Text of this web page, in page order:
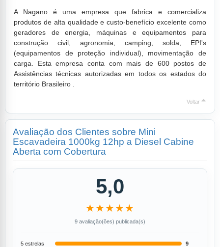
A Nagano é uma empresa que fabrica e comercializa
produtos de alta qualidade e custo-benefício excelente como
geradores de energia, máquinas e equipamentos para
construção civil, agronomia, camping, solda, EPI's
(equipamentos de proteção individual), movimentação de
carga. Esta empresa conta com mais de 600 postos de
Assistências técnicas autorizadas em todos os estados do
território Brasileiro .
Voltar
Avaliação dos Clientes sobre Mini
Escavadeira 1000kg 12hp a Diesel Cabine
Aberta com Cobertura
5,0
★★★★★
9 avaliação(ões) publicada(s)
5 estrelas
9